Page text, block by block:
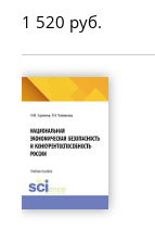
1 520 руб.